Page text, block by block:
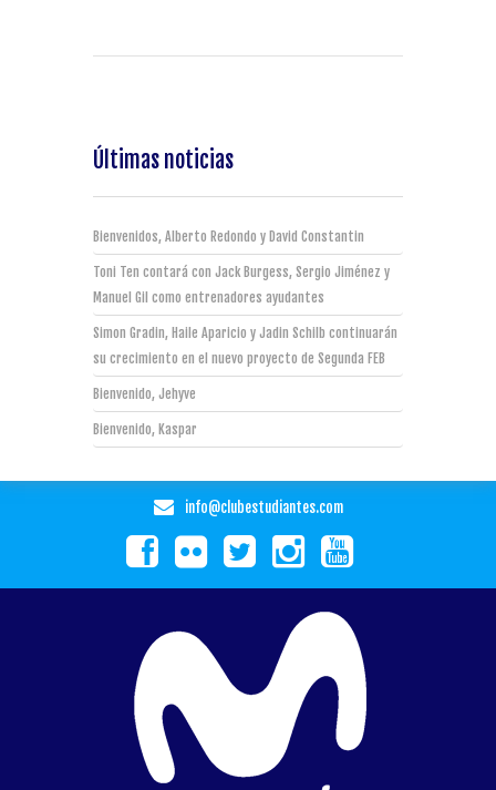
Últimas noticias
Bienvenidos, Alberto Redondo y David Constantin
Toni Ten contará con Jack Burgess, Sergio Jiménez y
Manuel Gil como entrenadores ayudantes
Simon Gradin, Haile Aparicio y Jadin Schilb continuarán
su crecimiento en el nuevo proyecto de Segunda FEB
Bienvenido, Jehyve
Bienvenido, Kaspar
info@clubestudiantes.com